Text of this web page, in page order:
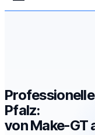
Pfalz:
von Make-GT